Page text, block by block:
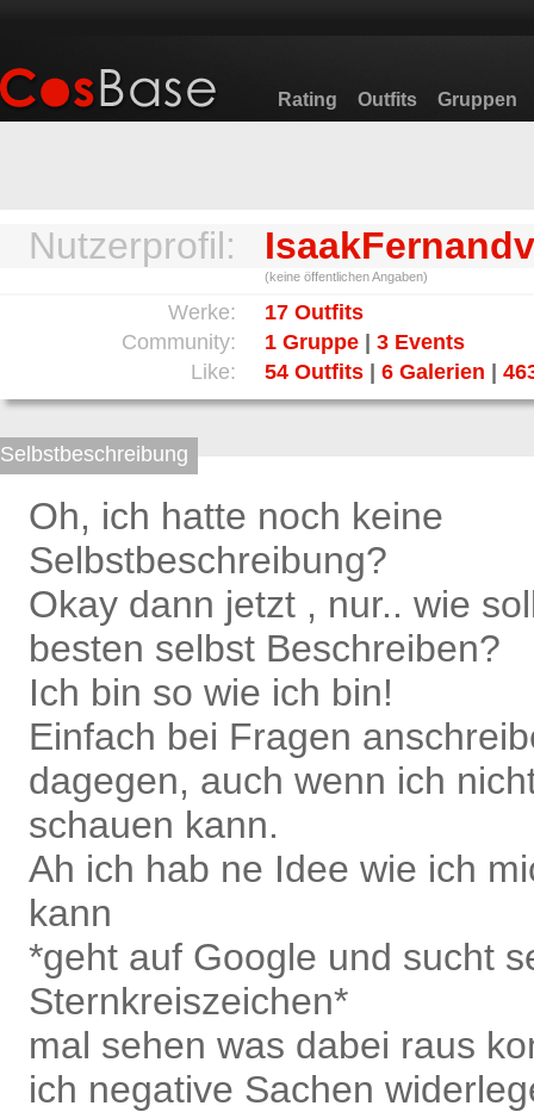
Rating Outfits Gruppen
Nutzerprofil:
(keine öffentlichen Angaben)
Werke:
17 Outfits
Community:
1 Gruppe
3 Events
Like:
54 Outfits 6 Galerien
Selbstbeschreibung
Oh, ich hatte noch keine
Selbstbeschreibung?
Okay dann jetzt , nur.. wie
besten selbst Beschreiben?
Ich bin so wie ich bin!
Einfach bei Fragen
dagegen, auch wenn ich
schauen kann.
Ah ich hab ne Idee wie ich
kann
*geht auf Google und sucht
Sternkreiszeichen*
mal sehen was dabei raus
ich negative Sachen